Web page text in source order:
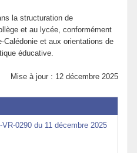
la structuration de
et au lycée, conformément
Calédonie et aux orientations de
éducative.
Mise à jour : 12 décembre 2025
0290 du 11 décembre 2025